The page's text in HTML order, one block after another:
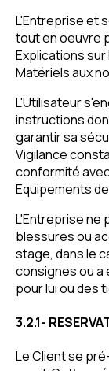
L'Entreprise et
tout en oeuvre
Explications
Matériels aux
L'Utilisateur
instructions
garantir sa
Vigilance
conformité
Equipements
L'Entreprise ne
blessures ou
stage, dans le
consignes ou
pour lui ou des
3.2.1-
Le Client se